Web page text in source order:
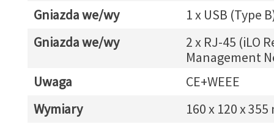
Gniazda we/wy
1 x USB (Type
Gniazda we/wy
2 x RJ-45 (iLO
Management
Uwaga
CE+WEEE
Wymiary
160 x 120 x 355